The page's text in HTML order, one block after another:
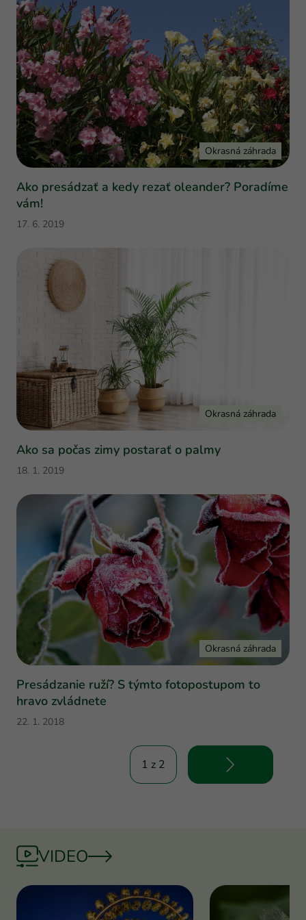
Okrasná záhrada
Ako presádzať a kedy rezať oleander? Poradíme
vám!
17. 6. 2019
Okrasná záhrada
Ako sa počas zimy postarať o palmy
18. 1. 2019
Okrasná záhrada
Presádzanie ruží? S týmto fotopostupom to
hravo zvládnete
22. 1. 2018
1 z 2
VIDEO